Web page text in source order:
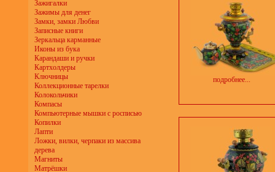
Зажигалки
Зажимы для денег
Замки, замки Любви
Записные книги
Зеркальца карманные
Иконы из бука
Карандаши и ручки
Картхолдеры
Ключницы
Коллекционные тарелки
Колокольчики
Компасы
Компьютерные мышки с росписью
Копилки
Лапти
Ложки, вилки, черпаки из массива
дерева
Магниты
Матрёшки
подробнее...